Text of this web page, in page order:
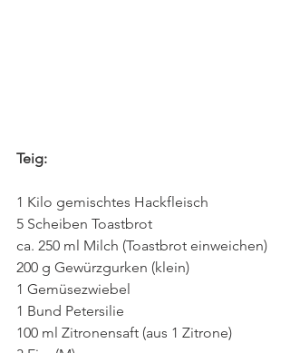
Teig:
1 Kilo gemischtes Hackfleisch
5 Scheiben Toastbrot
ca. 250 ml Milch (Toastbrot einweichen)
200 g Gewürzgurken (klein)
1 Gemüsezwiebel
1 Bund Petersilie
100 ml Zitronensaft (aus 1 Zitrone)